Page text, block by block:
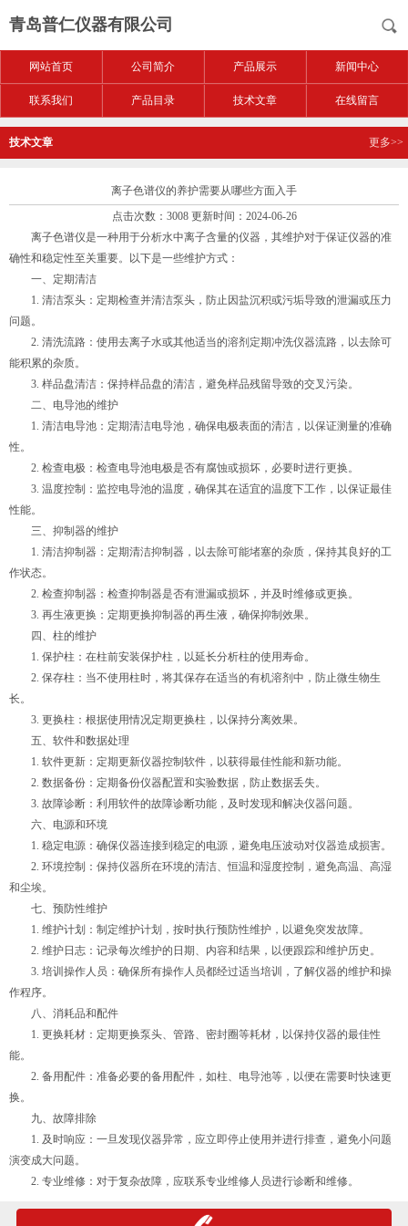
青岛普仁仪器有限公司
网站首页 公司简介 产品展示 新闻中心
联系我们 产品目录 技术文章 在线留言
技术文章 更多>>
离子色谱仪的养护需要从哪些方面入手
点击次数：3008 更新时间：2024-06-26
离子色谱仪是一种用于分析水中离子含量的仪器，其维护对于保证仪器的准
确性和稳定性至关重要。以下是一些维护方式：
一、定期清洁
1. 清洁泵头：定期检查并清洁泵头，防止因盐沉积或污垢导致的泄漏或压力
问题。
2. 清洗流路：使用去离子水或其他适当的溶剂定期冲洗仪器流路，以去除可
能积累的杂质。
3. 样品盘清洁：保持样品盘的清洁，避免样品残留导致的交叉污染。
二、电导池的维护
1. 清洁电导池：定期清洁电导池，确保电极表面的清洁，以保证测量的准确
性。
2. 检查电极：检查电导池电极是否有腐蚀或损坏，必要时进行更换。
3. 温度控制：监控电导池的温度，确保其在适宜的温度下工作，以保证最佳
性能。
三、抑制器的维护
1. 清洁抑制器：定期清洁抑制器，以去除可能堵塞的杂质，保持其良好的工
作状态。
2. 检查抑制器：检查抑制器是否有泄漏或损坏，并及时维修或更换。
3. 再生液更换：定期更换抑制器的再生液，确保抑制效果。
四、柱的维护
1. 保护柱：在柱前安装保护柱，以延长分析柱的使用寿命。
2. 保存柱：当不使用柱时，将其保存在适当的有机溶剂中，防止微生物生
长。
3. 更换柱：根据使用情况定期更换柱，以保持分离效果。
五、软件和数据处理
1. 软件更新：定期更新仪器控制软件，以获得最佳性能和新功能。
2. 数据备份：定期备份仪器配置和实验数据，防止数据丢失。
3. 故障诊断：利用软件的故障诊断功能，及时发现和解决仪器问题。
六、电源和环境
1. 稳定电源：确保仪器连接到稳定的电源，避免电压波动对仪器造成损害。
2. 环境控制：保持仪器所在环境的清洁、恒温和湿度控制，避免高温、高湿
和尘埃。
七、预防性维护
1. 维护计划：制定维护计划，按时执行预防性维护，以避免突发故障。
2. 维护日志：记录每次维护的日期、内容和结果，以便跟踪和维护历史。
3. 培训操作人员：确保所有操作人员都经过适当培训，了解仪器的维护和操
作程序。
八、消耗品和配件
1. 更换耗材：定期更换泵头、管路、密封圈等耗材，以保持仪器的最佳性
能。
2. 备用配件：准备必要的备用配件，如柱、电导池等，以便在需要时快速更
换。
九、故障排除
1. 及时响应：一旦发现仪器异常，应立即停止使用并进行排查，避免小问题
演变成大问题。
2. 专业维修：对于复杂故障，应联系专业维修人员进行诊断和维修。